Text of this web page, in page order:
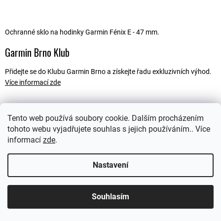
Tento web používá soubory cookie. Dalším procházením
tohoto webu vyjadřujete souhlas s jejich používáním.. Více
informací zde.
Nastavení
Souhlasím
Ochranné sklo na hodinky Garmin Fénix E - 47 mm.
Garmin Brno Klub
Přidejte se do Klubu Garmin Brno a získejte řadu exkluzivních výhod.
Více informací zde
Popis
Ostatní informace